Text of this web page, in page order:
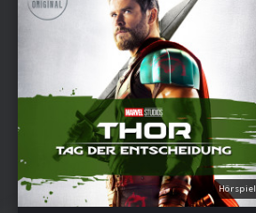
Hörspiel